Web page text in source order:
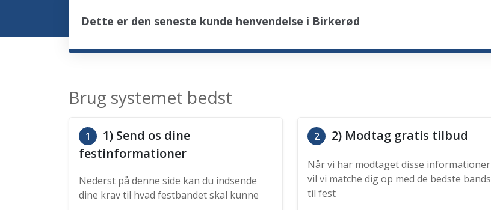
Dette er den seneste kunde henvendelse i Birkerød
Brug systemet bedst
1
1) Send os dine
festinformationer
Nederst på denne side kan du indsende
dine krav til hvad festbandet skal kunne
2 2) Modtag gratis tilbud
Når vi har modtaget disse informationer
vil vi matche dig op med de bedste bands
til fest